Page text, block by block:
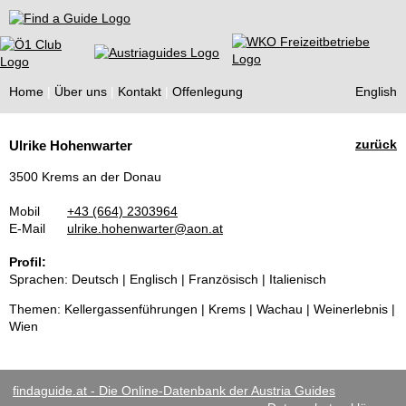
Find a Guide
Home Über uns Kontakt Offenlegung English
Guides
zurück
Ulrike Hohenwarter
3500 Krems an der Donau
Mobil
+43 (664) 2303964
E-Mail
ulrike.hohenwarter@aon.at
Profil:
Sprachen: Deutsch | Englisch | Französisch | Italienisch
Themen: Kellergassenführungen | Krems | Wachau | Weinerlebnis |
Wien
findaguide.at - Die Online-Datenbank der Austria Guides